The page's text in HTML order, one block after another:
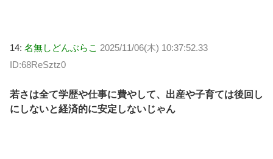
14: 名無しどんぶらこ 2025/11/06(木) 10:37:52.33
ID:68ReSztz0
若さは全て学歴や仕事に費やして、出産や子育ては後回し
にしないと経済的に安定しないじゃん